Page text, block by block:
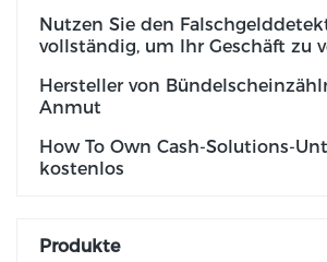
Nutzen Sie den
vollständig, um Ihr Geschäft zu
Hersteller von
Anmut
How To Own Cash-Solutions-
kostenlos
Produkte